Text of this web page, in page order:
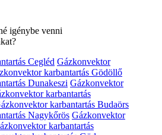
igénybe venni
Cegléd Gázkonvektor
karbantartás Gödöllő
Dunakeszi Gázkonvektor
karbantartás
karbantartás Budaörs
Nagykőrös Gázkonvektor
karbantartás